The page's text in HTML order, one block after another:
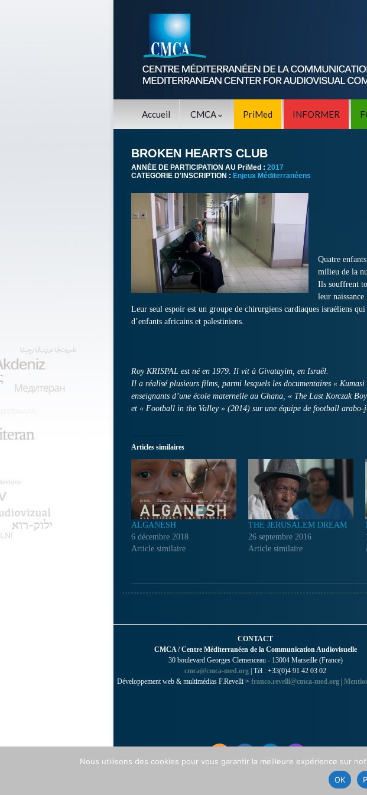
Accueil CMCA PriMed INFORMER
BROKEN HEARTS CLUB
ANNÈE DE PARTICIPATION AU PriMed : 2017
CATEGORIE D'INSCRIPTION : Enjeux Méditerranéens
Quatre
milieu de la
Ils souffrent
leur naissance.
Leur seul espoir est un groupe de chirurgiens cardiaques israéliens
d’enfants africains et palestiniens.
Roy KRISPAL est né en 1979. Il vit à Givatayim, en Israël.
Il a réalisé plusieurs films, parmi lesquels les documentaires «
enseignants d’une école maternelle au Ghana, « The Last Korczak
et « Football in the Valley » (2014) sur une équipe de football
Articles similaires
ALGANESH
6 décembre 2018
Article similaire
THE JERUSALEM DREAM
26 septembre 2016
Article similaire
CONTACT
CMCA / Centre Méditerranéen de la Communication Audiovisuelle
30 boulevard Georges Clemenceau - 13004 Marseille (France)
cmca@cmca-med.org | Tél : +33(0)4 91 42 03 02
Développement web & multimédias F.Revelli > franco.revelli@cmca-med.org |
Nous utilisons des cookies pour vous garantir la meilleure expérience sur
OK